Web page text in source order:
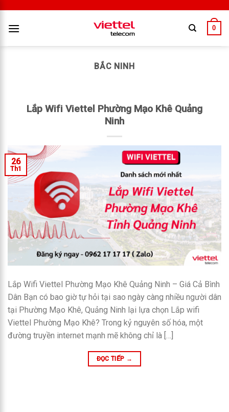
0
BẮC NINH
Lắp Wifi Viettel Phường Mạo Khê Quảng
Ninh
26
Th1
Lắp Wifi Viettel Phường Mạo Khê Quảng Ninh – Giá Cả Bình
Dân Bạn có bao giờ tự hỏi tại sao ngày càng nhiều người dân
tại Phường Mạo Khê, Quảng Ninh lại lựa chọn Lắp wifi
Viettel Phường Mạo Khê? Trong kỷ nguyên số hóa, một
đường truyền internet mạnh mẽ không chỉ là […]
ĐỌC TIẾP →